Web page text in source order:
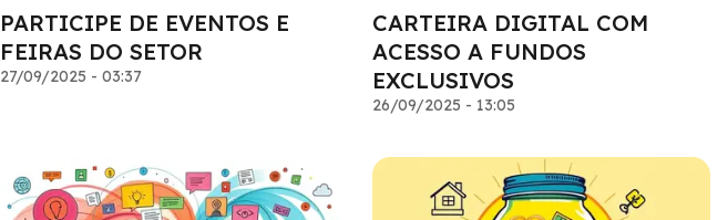
PARTICIPE DE EVENTOS E
FEIRAS DO SETOR
27/09/2025 - 03:37
CARTEIRA DIGITAL COM
ACESSO A FUNDOS
EXCLUSIVOS
26/09/2025 - 13:05